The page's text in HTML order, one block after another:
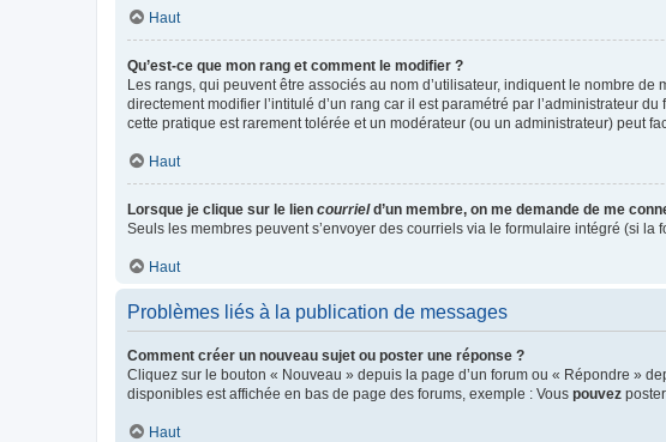
Haut
Qu’est-ce que mon rang et comment le modifier ?
Les rangs, qui peuvent être associés au nom d’utilisateur, indiquent le nombre
directement modifier l’intitulé d’un rang car il est paramétré par l’administrateur
cette pratique est rarement tolérée et un modérateur (ou un administrateur) peut
Haut
Lorsque je clique sur le lien courrield’un membre, on me demande de me
Seuls les membres peuvent s’envoyer des courriels via le formulaire intégré (si
Haut
Problèmes liés à la publication de messages
Comment créer un nouveau sujet ou poster une réponse ?
Cliquez sur le bouton « Nouveau » depuis la page d’un forum ou « Répondre »
disponibles est affichée en bas de page des forums, exemple : Vous pouvez
Haut